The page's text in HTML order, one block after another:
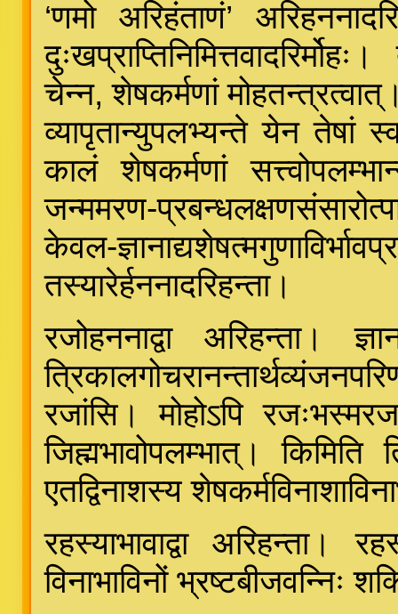
‘णमो अरिहंताणं’
चेन्न, शेषकर्मणां
व्यापृतान्युपलभ्यन्ते येन तेषां
कालं शेषकर्मणां
जन्ममरण-
केवल-
तस्यारेर्हननादरिहन्ता।
रजोहननाद्वा अरिहन्ता।
रजांसि। मोहोऽपि
जिह्मभावोपलम्भात्।
एतद्विनाशस्य
रहस्याभावाद्वा अरिहन्ता।
विनाभाविनों भ्रष्टबीजवन्निः